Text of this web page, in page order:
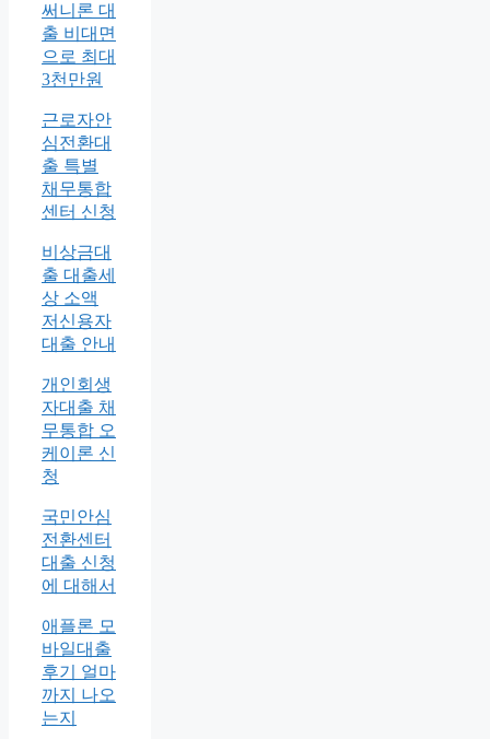
써니론 대
출 비대면
으로 최대
3천만원
근로자안
심전환대
출 특별
채무통합
센터 신청
비상금대
출 대출세
상 소액
저신용자
대출 안내
개인회생
자대출 채
무통합 오
케이론 신
청
국민안심
전환센터
대출 신청
에 대해서
애플론 모
바일대출
후기 얼마
까지 나오
는지